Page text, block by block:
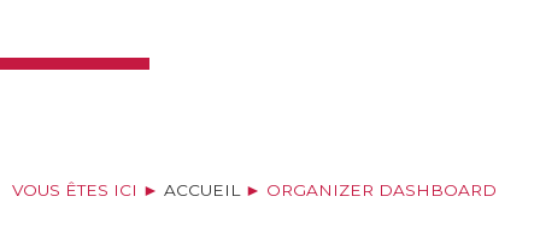
VOUS ÊTES ICI ► ACCUEIL ► ORGANIZER DASHBOARD